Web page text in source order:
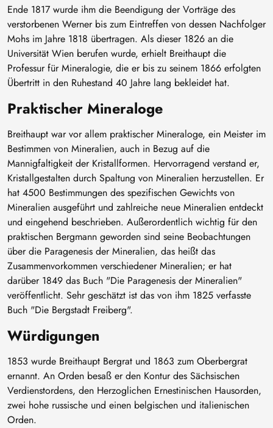
Ende 1817 wurde ihm die Beendigung der Vorträge des
verstorbenen Werner bis zum Eintreffen von dessen Nachfolger
Mohs im Jahre 1818 übertragen. Als dieser 1826 an die
Universität Wien berufen wurde, erhielt Breithaupt die
Professur für Mineralogie, die er bis zu seinem 1866 erfolgten
Übertritt in den Ruhestand 40 Jahre lang bekleidet hat.
Praktischer Mineraloge
Breithaupt war vor allem praktischer Mineraloge, ein Meister im
Bestimmen von Mineralien, auch in Bezug auf die
Mannigfaltigkeit der Kristallformen. Hervorragend verstand er,
Kristallgestalten durch Spaltung von Mineralien herzustellen. Er
hat 4500 Bestimmungen des spezifischen Gewichts von
Mineralien ausgeführt und zahlreiche neue Mineralien entdeckt
und eingehend beschrieben. Außerordentlich wichtig für den
praktischen Bergmann geworden sind seine Beobachtungen
über die Paragenesis der Mineralien, das heißt das
Zusammenvorkommen verschiedener Mineralien; er hat
darüber 1849 das Buch "Die Paragenesis der Mineralien"
veröffentlicht. Sehr geschätzt ist das von ihm 1825 verfasste
Buch "Die Bergstadt Freiberg".
Würdigungen
1853 wurde Breithaupt Bergrat und 1863 zum Oberbergrat
ernannt. An Orden besaß er den Kontur des Sächsischen
Verdienstordens, den Herzoglichen Ernestinischen Hausorden,
zwei hohe russische und einen belgischen und italienischen
Orden.